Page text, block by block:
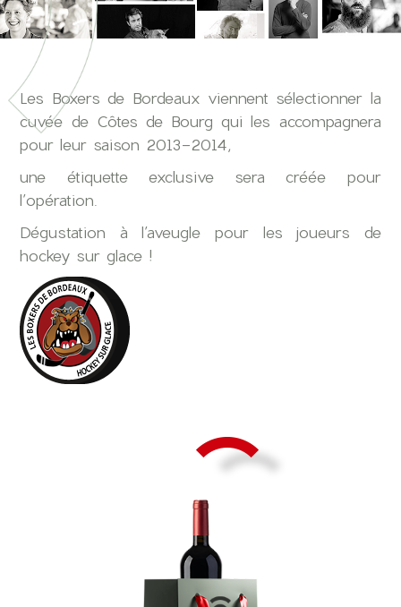
Les Boxers de Bordeaux viennent sélectionner la
cuvée de Côtes de Bourg qui les accompagnera
pour leur saison 2013-2014,
une étiquette exclusive sera créée pour
l’opération.
Dégustation à l’aveugle pour les joueurs de
hockey sur glace !